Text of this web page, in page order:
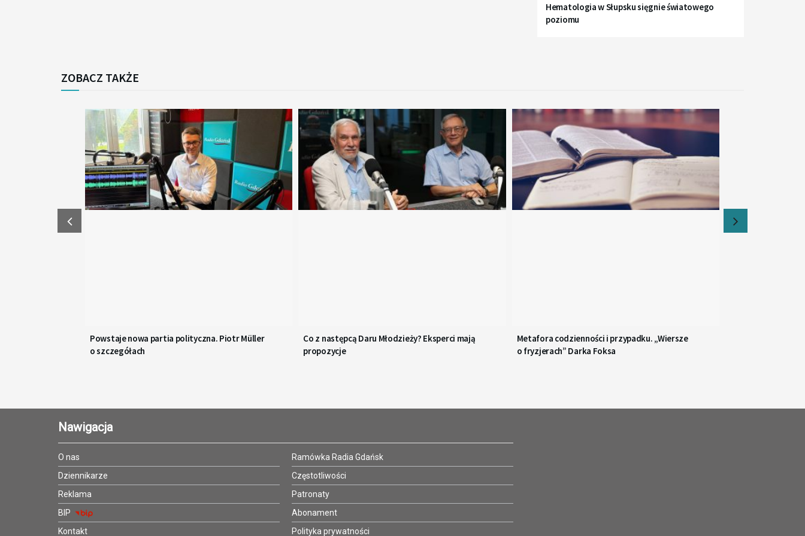
Hematologia w Słupsku sięgnie światowego
poziomu
ZOBACZ TAKŻE
Powstaje nowa partia polityczna. Piotr Müller
o szczegółach
Co z następcą Daru Młodzieży? Eksperci mają
propozycje
Metafora codzienności i przypadku. „Wiersze
o fryzjerach” Darka Foksa
Nawigacja
O nas
Dziennikarze
Reklama
BIP
Kontakt
Ramówka Radia Gdańsk
Częstotliwości
Patronaty
Abonament
Polityka prywatności